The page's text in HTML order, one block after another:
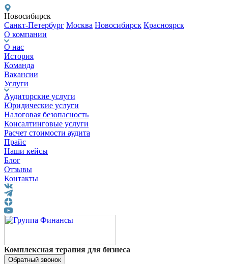
Новосибирск
Санкт-Петербург Москва Новосибирск Красноярск
О компании
О нас
История
Команда
Вакансии
Услуги
Аудиторские услуги
Юридические услуги
Налоговая безопасность
Консалтинговые услуги
Расчет стоимости аудита
Прайс
Наши кейсы
Блог
Отзывы
Контакты
Комплексная терапия для бизнеса
Обратный звонок